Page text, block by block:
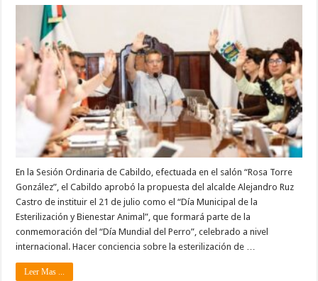
En la Sesión Ordinaria de Cabildo, efectuada en el salón “Rosa Torre
González”, el Cabildo aprobó la propuesta del alcalde Alejandro Ruz
Castro de instituir el 21 de julio como el “Día Municipal de la
Esterilización y Bienestar Animal”, que formará parte de la
conmemoración del “Día Mundial del Perro”, celebrado a nivel
internacional. Hacer conciencia sobre la esterilización de …
Leer Mas ...